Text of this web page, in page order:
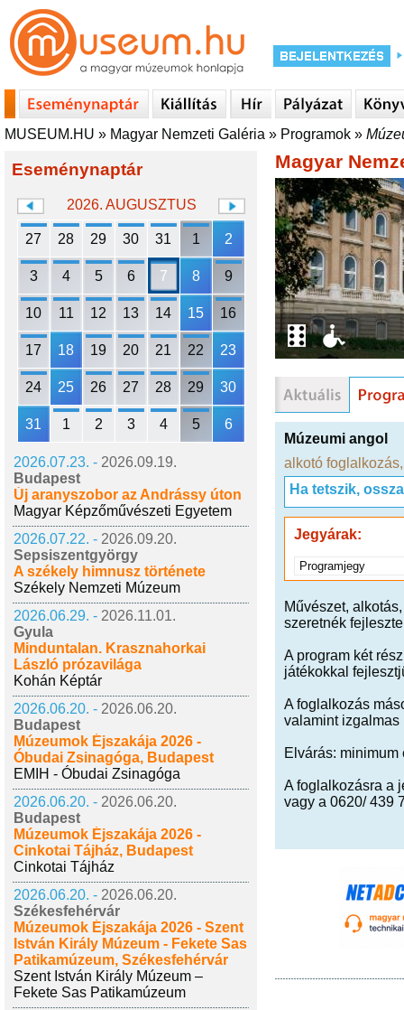
MUSEUM.HU » Magyar Nemzeti Galéria » Programok »
Eseménynaptár
2026. AUGUSZTUS
27 28 29 30 31 1 2
3 4 5 6 7 8 9
10 11 12 13 14 15 16
17 18 19 20 21 22 23
24 25 26 27 28 29 30
31 1 2 3 4 5 6
2026.07.23. - 2026.09.19.
Budapest
Új aranyszobor az Andrássy úton
Magyar Képzőművészeti Egyetem
2026.07.22. - 2026.09.20.
Sepsiszentgyörgy
A székely himnusz története
Székely Nemzeti Múzeum
2026.06.29. - 2026.11.01.
Gyula
Minduntalan. Krasznahorkai
László prózavilága
Kohán Képtár
2026.06.20. - 2026.06.20.
Budapest
Múzeumok Éjszakája 2026 -
Óbudai Zsinagóga, Budapest
EMIH - Óbudai Zsinagóga
2026.06.20. - 2026.06.20.
Budapest
Múzeumok Éjszakája 2026 -
Cinkotai Tájház, Budapest
Cinkotai Tájház
2026.06.20. - 2026.06.20.
Székesfehérvár
Múzeumok Éjszakája 2026 - Szent
István Király Múzeum - Fekete Sas
Patikamúzeum, Székesfehérvár
Szent István Király Múzeum –
Fekete Sas Patikamúzeum
Magyar
Múzeumi angol
alkotó foglalkozás
Ha tetszik,
Jegyárak:
Programjegy
Művészet,
szeretnék
A program két
játékokkal
A foglalkozás
valamint izgalmas
Elvárás:
A foglalkozásra a
vagy a 0620/ 439